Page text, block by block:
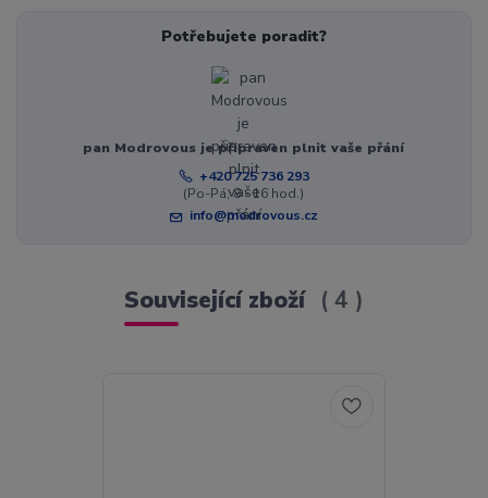
Potřebujete poradit?
pan Modrovous je připraven plnit vaše přání
+420 725 736 293
(Po-Pá, 8 - 16 hod.)
info@modrovous.cz
Související zboží 4